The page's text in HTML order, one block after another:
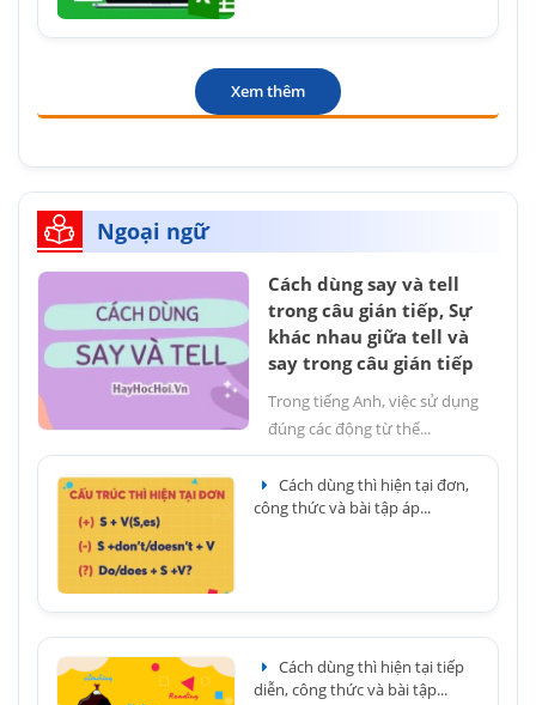
Xem thêm
Ngoại ngữ
Cách dùng say và tell
trong câu gián tiếp, Sự
khác nhau giữa tell và
say trong câu gián tiếp
Trong tiếng Anh, việc sử dụng
đúng các động từ thể...
Cách dùng thì hiện tại đơn,
công thức và bài tập áp...
Cách dùng thì hiện tại tiếp
diễn, công thức và bài tập...